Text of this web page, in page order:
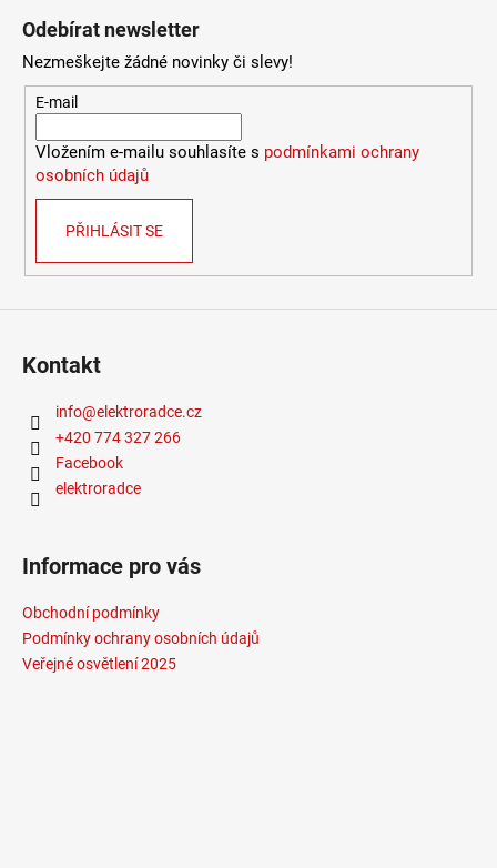
Odebírat newsletter
Nezmeškejte žádné novinky či slevy!
E-mail
Vložením e-mailu souhlasíte s podmínkami ochrany
osobních údajů
PŘIHLÁSIT SE
Kontakt
info@elektroradce.cz
+420 774 327 266
Facebook
elektroradce
Informace pro vás
Obchodní podmínky
Podmínky ochrany osobních údajů
Veřejné osvětlení 2025